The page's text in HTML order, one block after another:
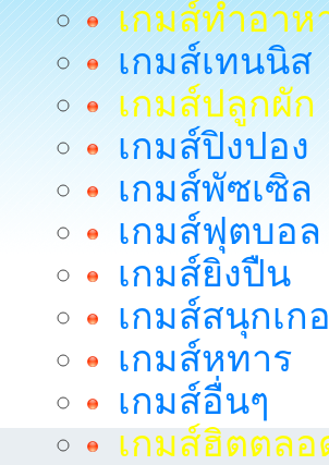
เกมส์ทำอาห
เกมส์เทนนิส
เกมส์ปลูกผัก
เกมส์ปิงปอง
เกมส์พัซเซิล
เกมส์ฟุตบอล
เกมส์ยิงปืน
เกมส์สนุกเก
เกมส์หทาร
เกมส์อื่นๆ
เกมส์ฮิตตลอ